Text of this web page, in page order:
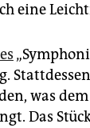
eine
was
Das